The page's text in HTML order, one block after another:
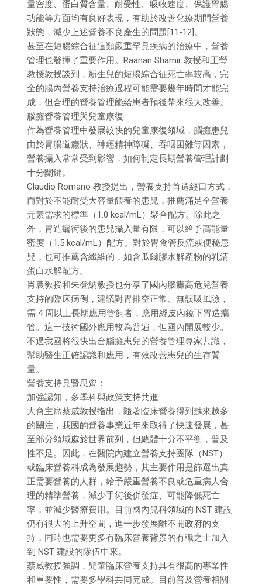
量密度、蛋白質含量、耐受性、吸收速度、保護胃腸
功能等方面均有良好表現，有助於改善化療期間營養
狀態，減少上述營養不良產生的問題[11-12]。
甚至在短腸綜合征這類嚴重罕見疾病的治療中，營養
管理也發揮了重要作用。Raanan Shamir 教授和王瑩
教授教授談到，新生兒的短腸綜合征死亡率較高，完
全的腸內營養支持治療過程可能需要幾年時間才能完
成，但合理的營養管理能給患者預後帶來很大改善。
腦癱營養管理與兒童康復
作為營養管理中發展較快的兒童康復領域，腦癱患兒
由於胃腸道癥狀、神經精神障礙、吞咽困難等因素，
營養攝入常常受到影響，如何制定長期營養管理計劃
十分關鍵。
Claudio Romano 教授提出，營養支持首選經口方式，
而對於不能耐受大容量餵養的患兒，推薦滿足全營養
元素需求的標準（1.0 kcal/mL）聚合配方。除此之
外，胃造瘺術後的患兒攝入量有限，可以給予高能量
密度（1.5 kcal/mL）配方。對於胃食管反流或便秘患
兒，也可推薦含纖維的，如含瓜爾膠水解產物的乳清
蛋白水解配方。
肖農教授和朱登納教授也分享了國內腦癱高危兒營養
支持的臨床病例，建議對胃排空正常、無誤吸風險，
需 4 周以上長期應用管飼者，應用經皮內鏡下胃造瘺
管。這一技術國外應用較為普遍，但國內開展較少。
不過我國將很快出台腦癱患兒的營養管理專家共識，
幫助醫生正確認識和應用，有效改善患兒的生存質
量。
營養支持見賢思齊：
加強認知，多學科與政策支持共進
大會主席蔡威教授指出，隨著臨床營養得到越來越多
的關注，我國的營養事業近年來取得了快速發展，甚
至部分領域處於世界前列，但總體十分不平衡，普及
性不足。因此，在醫院內建立營養支持團隊（NST）
或臨床營養科成為發展趨勢，其主要作用是篩選出真
正需要營養的人群，給予嚴重營養不良或危重病人合
理的精準營養，減少手術後併發症、可能降低死亡
率，並減少醫療費用。目前國內兒科領域的 NST 建設
仍有很大的上升空間，進一步發展離不開政府的支
持，同時也需要更多有臨床營養背景的有識之士加入
到 NST 建設的隊伍中來。
蔡威教授強調，兒童臨床營養支持具有很高的專業性
和重要性，需要多學科共同完成。目前普及營養相關